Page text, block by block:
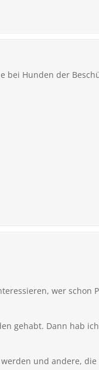
bei Hunden der
wer schon
gehabt. Dann hab
und andere,